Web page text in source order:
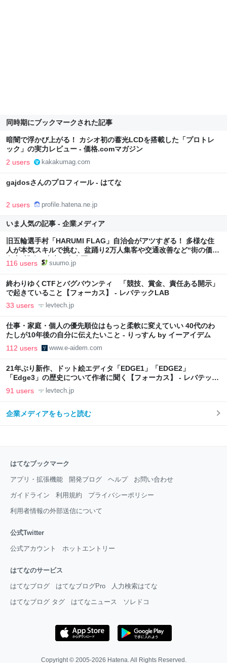
同時期にブックマークされた記事
暗闇で浮かび上がる！ カシオ初の蓄光LCDを搭載した「プロトレ
ック」の実力レビュー - 価格.comマガジン
2 users kakakumag.com
gajdosさんのプロフィール - はてな
2 users profile.hatena.ne.jp
いま人気の記事 - 企業メディア
旧五輪選手村「HARUMI FLAG」自治会がアツすぎる！ 多様な住
人が本気スキルで挑む、盆踊り2万人集客や交通改善など“街の価値
向上”戦略 東京・中央区
116 users suumo.jp
終わりゆくCTFとバグバウンティ 「競技、賞金、責任ある開示」
で起きていること【フォーカス】 - レバテックLAB
33 users levtech.jp
仕事・家庭・個人の優先順位はもっと柔軟に変えていい 40代のわ
たしが10年後の自分に伝えたいこと - りっすん by イーアイデム
112 users www.e-aidem.com
21年ぶり新作、ドット絵エディタ「EDGE1」「EDGE2」
「Edge3」の歴史について作者に聞く【フォーカス】 - レバテック
LAB
91 users levtech.jp
企業メディアをもっと読む
はてなブックマーク
アプリ・拡張機能 開発ブログ ヘルプ お問い合わせ
ガイドライン 利用規約 プライバシーポリシー
利用者情報の外部送信について
公式Twitter
公式アカウント ホットエントリー
はてなのサービス
はてなブログ はてなブログPro 人力検索はてな
はてなブログ タグ はてなニュース ソレドコ
Copyright © 2005-2026 Hatena. All Rights Reserved.